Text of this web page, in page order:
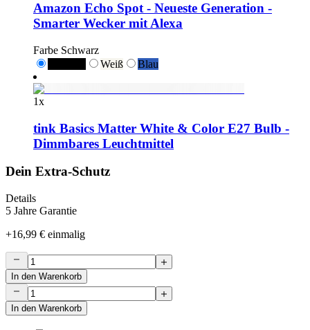
Amazon Echo Spot - Neueste Generation -
Smarter Wecker mit Alexa
Farbe Schwarz
Weiß Blau
1x
tink Basics Matter White & Color E27 Bulb -
Dimmbares Leuchtmittel
Dein Extra-Schutz
Details
5 Jahre Garantie
+16,99 € einmalig
In den Warenkorb
In den Warenkorb